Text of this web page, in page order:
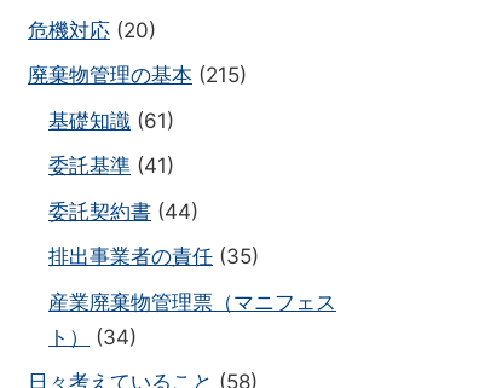
危機対応 (20)
廃棄物管理の基本 (215)
基礎知識 (61)
委託基準 (41)
委託契約書 (44)
排出事業者の責任 (35)
産業廃棄物管理票（マニフェス
ト）
(34)
日々考えていること (58)